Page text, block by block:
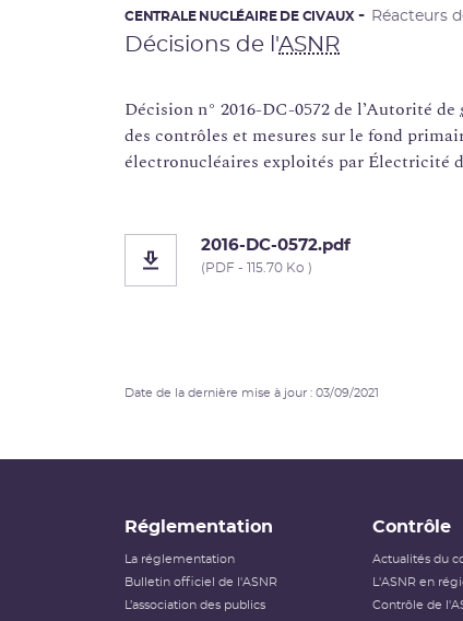
CENTRALE NUCLÉAIRE DE CIVAUX Réacteurs
Décisions de l'ASNR
Décision n° 2016-DC-0572 de l’Autorité de
des contrôles et mesures sur le fond
électronucléaires exploités par Électricité
2016-DC-0572.pdf
(PDF - 115.70 Ko )
Date de la dernière mise à jour : 03/09/2021
Réglementation
La réglementation
Bulletin officiel de l'ASNR
L’association des publics
Contrôle
Actualités du
L'ASNR en
Contrôle de